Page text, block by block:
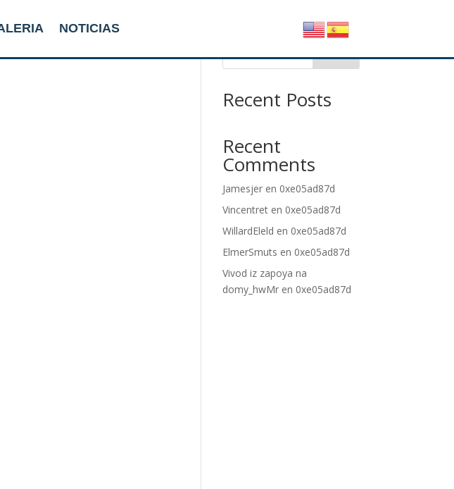
NOTICIAS
Buscar
Recent Posts
Recent
Comments
Jamesjer en 0xe05ad87d
Vincentret en 0xe05ad87d
WillardEleld en 0xe05ad87d
ElmerSmuts en 0xe05ad87d
Vivod iz zapoya na
domy_hwMr en 0xe05ad87d